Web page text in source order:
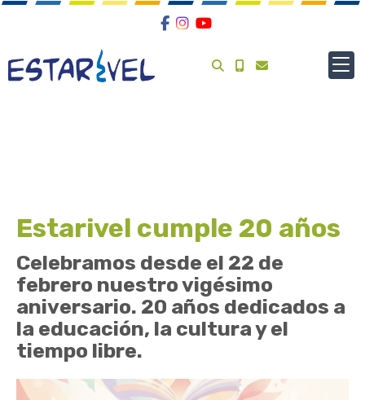
Estarivel cumple 20 años
Celebramos desde el 22 de
febrero nuestro vigésimo
aniversario. 20 años dedicados a
la educación, la cultura y el
tiempo libre.